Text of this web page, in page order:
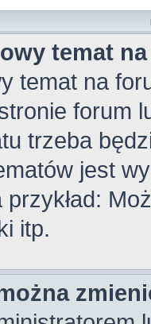
temat
temat na
forum
trzeba
jest
itp.